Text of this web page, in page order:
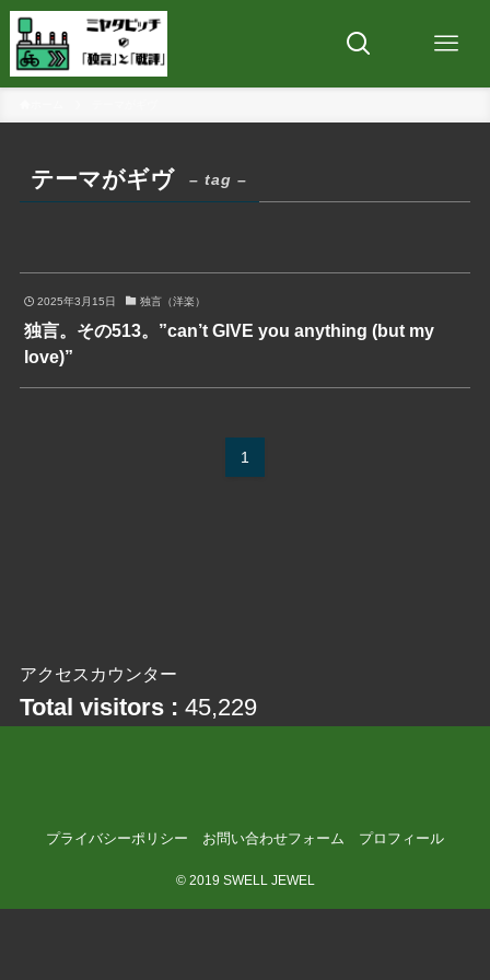
テーマがギヴ – tag –
2025年3月15日 独言（洋楽）
独言。その513。”can’t GIVE you anything (but my
love)”
1
アクセスカウンター
Total visitors : 45,229
プライバシーポリシー お問い合わせフォーム プロフィール
©2019 SWELL JEWEL